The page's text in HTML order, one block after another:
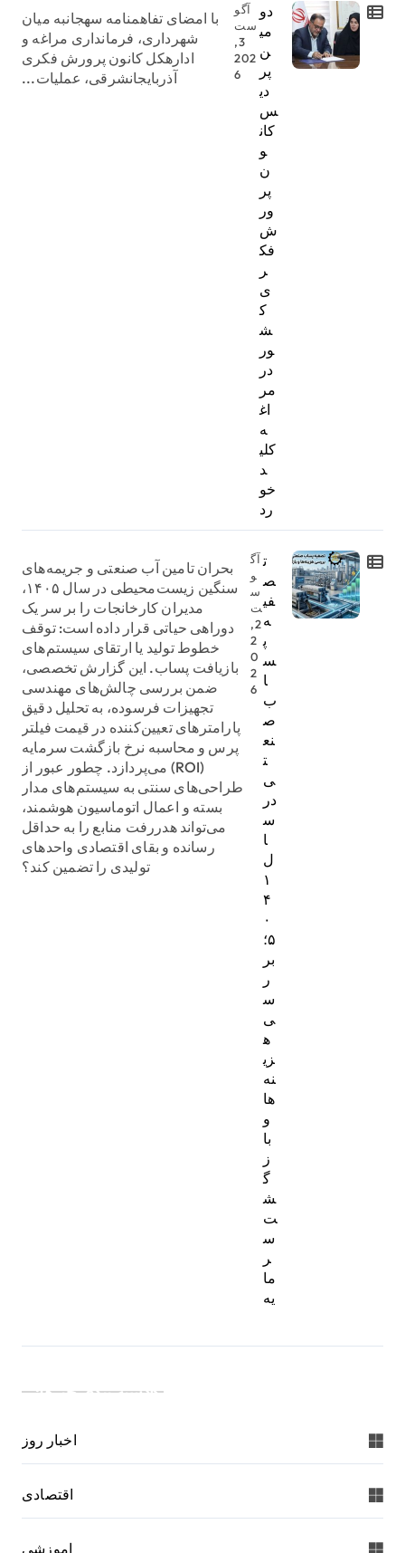
دو
می
ن
پر
دی
س
کان
و
ن
پر
ور
ش
فک
ر
ی
ک
ش
ور
در
مر
اغ
ه
کلی
د
خو
رد
آگو
ست
3,
202
6
با امضای تفاهمنامه سهجانبه میان
شهرداری، فرمانداری مراغه و
ادارهکل کانون پرورش فکری
آذربایجانشرقی، عملیات...
ت
ص
فی
ه
پ
س
ا
ب
ص
نع
ت
ی
در
س
ا
ل
۱
۴
۰
۵؛
بر
ر
س
ی
ه
زی
نه‌
ها
و
با
ز
گ
ش
ت
س
ر
ما
یه
آگ
و
س
ت
2,
2
0
2
6
بحران تامین آب صنعتی و جریمه‌های
سنگین زیست‌محیطی در سال ۱۴۰۵،
مدیران کارخانجات را بر سر یک
دوراهی حیاتی قرار داده است: توقف
خطوط تولید یا ارتقای سیستم‌های
بازیافت پساب. این گزارش تخصصی،
ضمن بررسی چالش‌های مهندسی
تجهیزات فرسوده، به تحلیل دقیق
پارامترهای تعیین‌کننده در قیمت فیلتر
پرس و محاسبه نرخ بازگشت سرمایه
(ROI) می‌پردازد. چطور عبور از
طراحی‌های سنتی به سیستم‌های مدار
بسته و اعمال اتوماسیون هوشمند،
می‌تواند هدررفت منابع را به حداقل
رسانده و بقای اقتصادی واحدهای
تولیدی را تضمین کند؟
دسته بندی خبرها:
اخبار روز
اقتصادی
اموزشی